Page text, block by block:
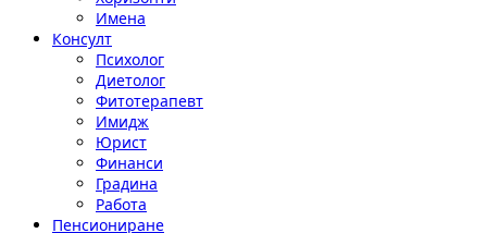
Имена
Консулт
Психолог
Диетолог
Фитотерапевт
Имидж
Юрист
Финанси
Градина
Работа
Пенсиониране